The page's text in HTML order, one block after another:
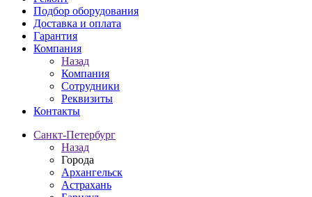
Подбор оборудования
Доставка и оплата
Гарантия
Компания
Назад
Компания
Сотрудники
Реквизиты
Контакты
Санкт-Петербург
Назад
Города
Архангельск
Астрахань